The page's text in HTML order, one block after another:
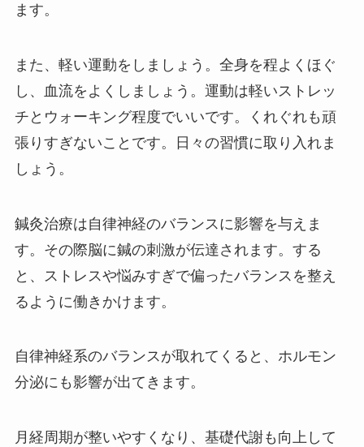
ます。
また、軽い運動をしましょう。全身を程よくほぐ
し、血流をよくしましょう。運動は軽いストレッ
チとウォーキング程度でいいです。くれぐれも頑
張りすぎないことです。日々の習慣に取り入れま
しょう。
鍼灸治療は自律神経のバランスに影響を与えま
す。その際脳に鍼の刺激が伝達されます。する
と、ストレスや悩みすぎで偏ったバランスを整え
るように働きかけます。
自律神経系のバランスが取れてくると、ホルモン
分泌にも影響が出てきます。
月経周期が整いやすくなり、基礎代謝も向上して